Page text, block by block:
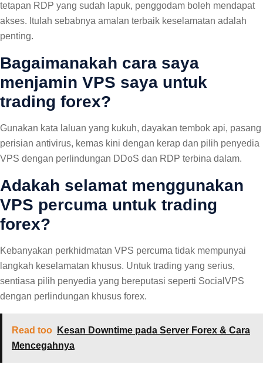
tetapan RDP yang sudah lapuk, penggodam boleh mendapat
akses. Itulah sebabnya amalan terbaik keselamatan adalah
penting.
Bagaimanakah cara saya
menjamin VPS saya untuk
trading forex?
Gunakan kata laluan yang kukuh, dayakan tembok api, pasang
perisian antivirus, kemas kini dengan kerap dan pilih penyedia
VPS dengan perlindungan DDoS dan RDP terbina dalam.
Adakah selamat menggunakan
VPS percuma untuk trading
forex?
Kebanyakan perkhidmatan VPS percuma tidak mempunyai
langkah keselamatan khusus. Untuk trading yang serius,
sentiasa pilih penyedia yang bereputasi seperti SocialVPS
dengan perlindungan khusus forex.
Read too
Kesan Downtime pada Server Forex & Cara
Mencegahnya